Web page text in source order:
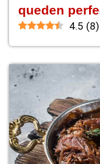
queden
4.5 (8)